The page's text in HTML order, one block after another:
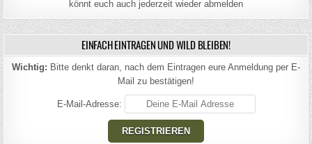
könnt euch auch jederzeit wieder abmelden
EINFACH EINTRAGEN UND WILD BLEIBEN!
Wichtig: Bitte denkt daran, nach dem Eintragen eure Anmeldung per E-
Mail zu bestätigen!
E-Mail-Adresse: